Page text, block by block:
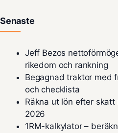
Senaste
Jeff Bezos
rikedom och rankning
Begagnad traktor med
och checklista
Räkna ut lön efter
2026
1RM-kalkylator –